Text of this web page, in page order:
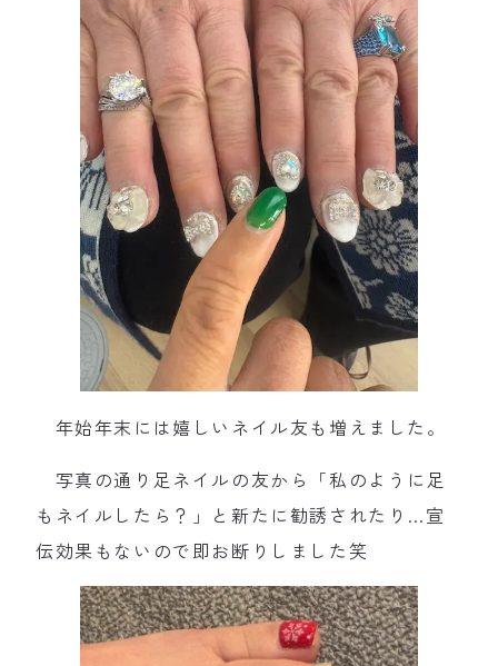
年始年末には嬉しいネイル友も増えました。
写真の通り足ネイルの友から「私のように足
もネイルしたら？」と新たに勧誘されたり…宣
伝効果もないので即お断りしました笑